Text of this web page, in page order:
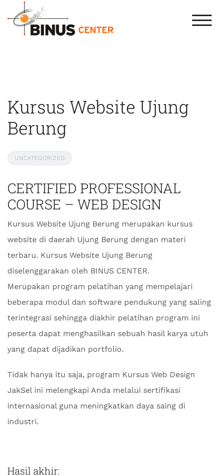
Kursus Website Ujung
Berung
UNCATEGORIZED
CERTIFIED PROFESSIONAL
COURSE – WEB DESIGN
Kursus Website Ujung Berung merupakan kursus
website di daerah Ujung Berung dengan materi
terbaru. Kursus Website Ujung Berung
diselenggarakan oleh BINUS CENTER.
Merupakan program pelatihan yang mempelajari
beberapa modul dan software pendukung yang saling
terintegrasi sehingga diakhir pelatihan program ini
peserta dapat menghasilkan sebuah hasil karya utuh
yang dapat dijadikan portfolio.
Tidak hanya itu saja, program Kursus Web Design
JakSel ini melengkapi Anda melalui sertifikasi
internasional guna meningkatkan daya saing di
industri.
Hasil akhir: